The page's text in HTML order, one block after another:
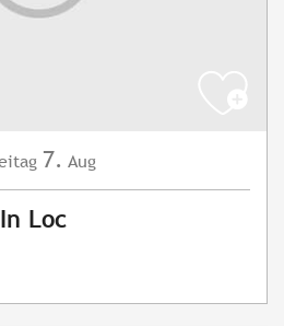
7. Aug
Loc